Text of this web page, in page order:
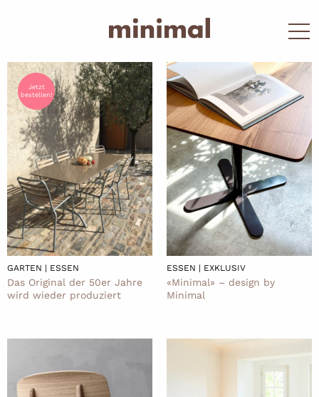
Jetzt
bestellen!
GARTEN | ESSEN
Das Original der 50er Jahre
wird wieder produziert
ESSEN | EXKLUSIV
«Minimal» – design by
Minimal